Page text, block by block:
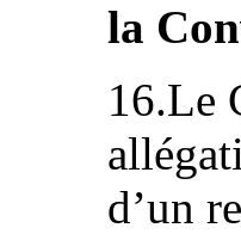
la
16.Le
d’un